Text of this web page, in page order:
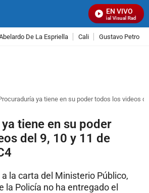
EN VIVO
Señal Visual Radio
De La Espriella Cali Gustavo Petro
ya tiene en su poder todos los videos
tiene en su poder
del 9, 10 y 11 de
la carta del Ministerio Público,
la Policía no ha entregado el